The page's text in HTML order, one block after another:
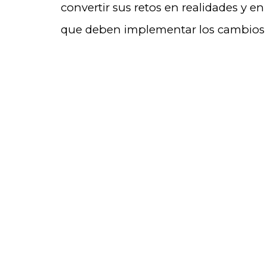
convertir sus retos en realidades y
que deben implementar los